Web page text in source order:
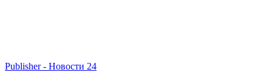
Publisher - Новости 24